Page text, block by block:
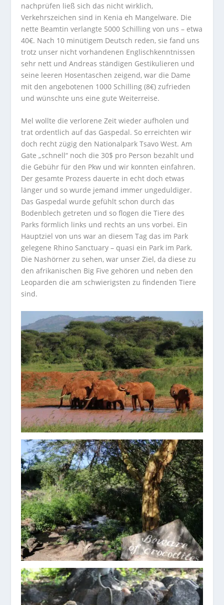
nachprüfen ließ sich das nicht wirklich,
Verkehrszeichen sind in Kenia eh Mangelware. Die
nette Beamtin verlangte 5000 Schilling von uns – etwa
40€. Nach 10 minütigem Deutsch reden, sie fand uns
trotz unser nicht vorhandenen Englischkenntnissen
sehr nett und Andreas ständigen Gestikulieren und
seine leeren Hosentaschen zeigend, war die Dame
mit den angebotenen 1000 Schilling (8€) zufrieden
und wünschte uns eine gute Weiterreise.
Mel wollte die verlorene Zeit wieder aufholen und
trat ordentlich auf das Gaspedal. So erreichten wir
doch recht zügig den Nationalpark Tsavo West. Am
Gate „schnell“ noch die 30$ pro Person bezahlt und
die Gebühr für den Pkw und wir konnten einfahren.
Der gesamte Prozess dauerte in echt doch etwas
länger und so wurde jemand immer ungeduldiger.
Das Gaspedal wurde gefühlt schon durch das
Bodenblech getreten und so flogen die Tiere des
Parks förmlich links und rechts an uns vorbei. Ein
Hauptziel von uns war an diesem Tag das im Park
gelegene Rhino Sanctuary – quasi ein Park im Park.
Die Nashörner zu sehen, war unser Ziel, da diese zu
den afrikanischen Big Five gehören und neben den
Leoparden die am schwierigsten zu findenden Tiere
sind.